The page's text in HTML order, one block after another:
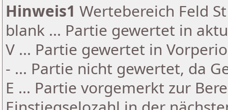
Hinweis1 Wertebereich Feld
blank ... Partie gewertet in
V ... Partie gewertet in
- ... Partie nicht gewertet, da
E ... Partie vorgemerkt zur